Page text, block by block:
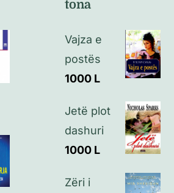
Politikat e kthimeve
Politikat e privatësisë
tona
Vajza e
postës
1000 L
Jetë plot
dashuri
1000 L
Zëri i